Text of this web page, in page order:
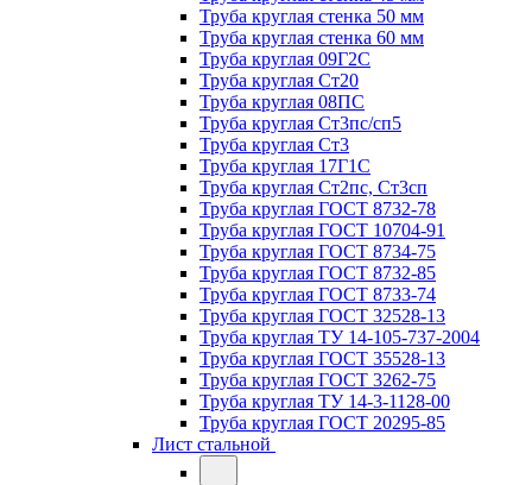
Труба круглая стенка 50 мм
Труба круглая стенка 60 мм
Труба круглая 09Г2С
Труба круглая Ст20
Труба круглая 08ПС
Труба круглая Ст3пс/сп5
Труба круглая Ст3
Труба круглая 17Г1С
Труба круглая Ст2пс, Ст3сп
Труба круглая ГОСТ 8732-78
Труба круглая ГОСТ 10704-91
Труба круглая ГОСТ 8734-75
Труба круглая ГОСТ 8732-85
Труба круглая ГОСТ 8733-74
Труба круглая ГОСТ 32528-13
Труба круглая ТУ 14-105-737-2004
Труба круглая ГОСТ 35528-13
Труба круглая ГОСТ 3262-75
Труба круглая ТУ 14-3-1128-00
Труба круглая ГОСТ 20295-85
Лист стальной